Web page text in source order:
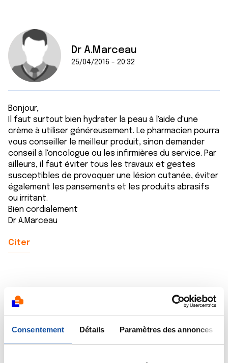
Consentement Détails Paramètres des annonces
Dr A.Marceau
25/04/2016 - 20:32
Bonjour,
Il faut surtout bien hydrater la peau à l'aide d'une
crème à utiliser généreusement. Le pharmacien pourra
vous conseiller le meilleur produit, sinon demander
conseil à l'oncologue ou les infirmières du service. Par
ailleurs, il faut éviter tous les travaux et gestes
susceptibles de provoquer une lésion cutanée, éviter
également les pansements et les produits abrasifs
ou irritant.
Bien cordialement
Dr A.Marceau
Citer
Emma78
26/04/2016 - 11:42